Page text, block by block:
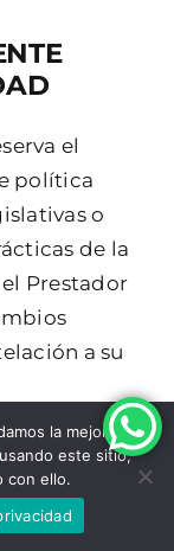
el
política
o
de la
Prestador
a su
la mejor
este sitio,
con ello.